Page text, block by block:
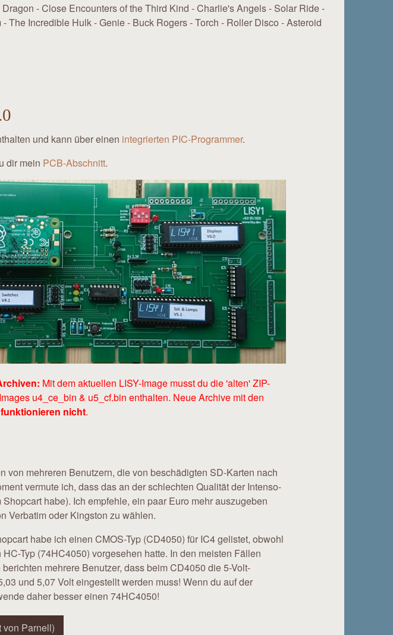
- Close Encounters of the Third Kind - Charlie's Angels - Solar Ride -
The Incredible Hulk - Genie - Buck Rogers - Torch - Roller Disco - Asteroid
und kann über einen integrierten PIC-Programmer.
dir mein PCB-Abschnitt.
Mit dem aktuellen LISY-Image musst du die 'alten' ZIP-
u4_ce_bin & u5_cf.bin enthalten. Neue Archive mit den
funktionieren nicht.
von mehreren Benutzern, die von beschädigten SD-Karten nach
vermute ich, dass das an der schlechten Qualität der Intenso-
habe). Ich empfehle, ein paar Euro mehr auszugeben
Verbatim oder Kingston zu wählen.
habe ich einen CMOS-Typ (CD4050) für IC4 gelistet, obwohl
Typ (74HC4050) vorgesehen hatte. In den meisten Fällen
mehrere Benutzer, dass beim CD4050 die 5-Volt-
und 5,07 Volt eingestellt werden muss! Wenn du auf der
daher besser einen 74HC4050!
von Parnell)